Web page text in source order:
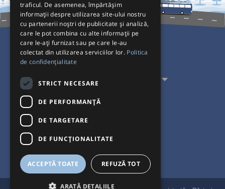
Pentru Călători
Pentru Transportatori
Interacționăm
Acceptăm plăți cu
traficul. De asemenea, împărtășim
informații despre utilizarea site-ului nostru
cu partenerii noștri de publicitate și analiză,
care le pot combina cu alte informații pe
care le-ați furnizat sau pe care le-au
colectat din utilizarea serviciilor lor. Politica
de confidențialitate
STRICT NECESARE
DE PERFORMANȚĂ
DE TARGETARE
DE FUNCŢIONALITATE
ACCEPTĂ TOATE REFUZĂ TOT
ARATĂ DETALIILE